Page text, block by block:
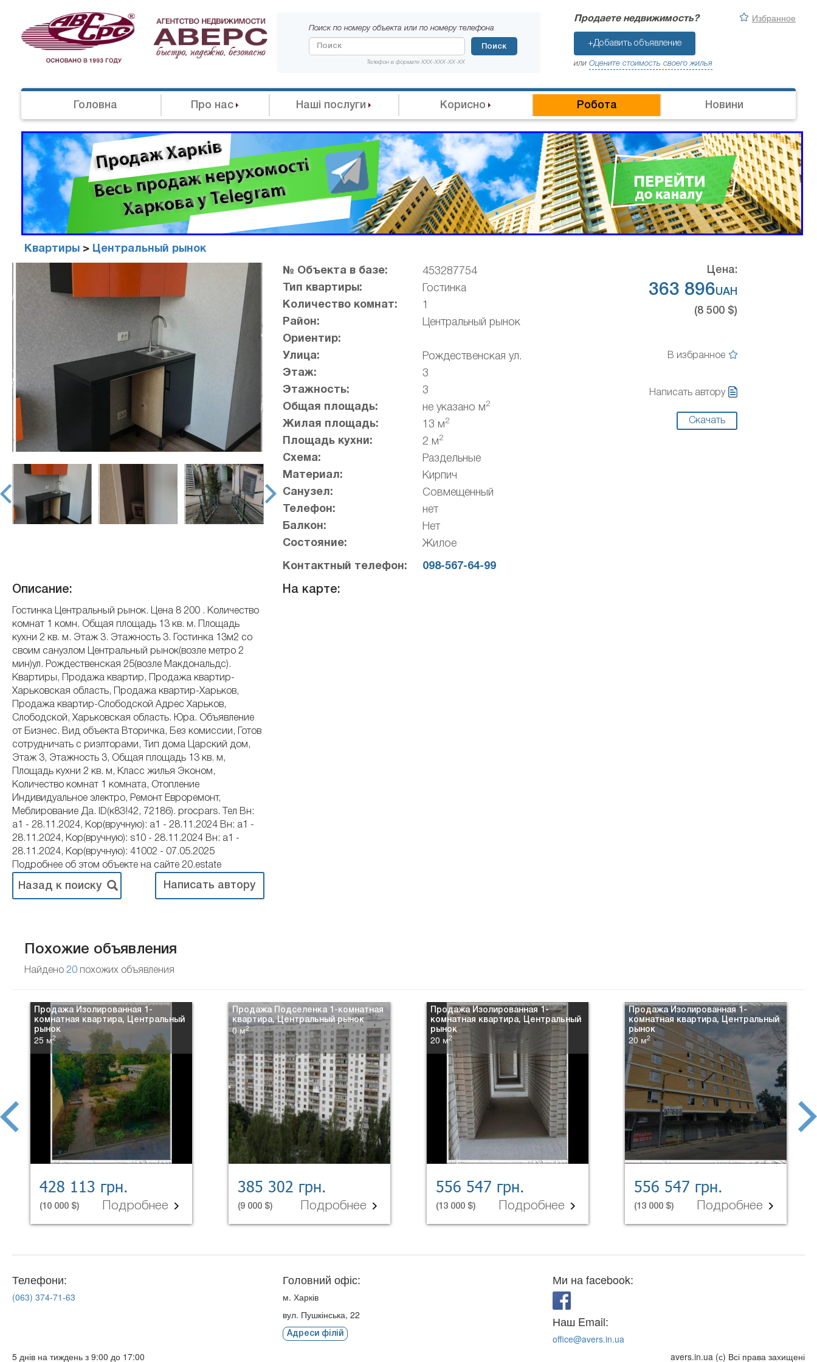
Поиск по номеру объекта или по номеру телефона
Телефон в формате XXX-XXX-XX-XX
Поиск
Продаете недвижимость?
+Добавить объявление
или Оцените стоимость своего жилья
Избранное
Головна Про нас Наші послуги Корисно Робота Новини
Квартиры > Центральный рынок
Агенство
недвижимости
"Аверс"
prev
next
№ Объекта в базе: 453287754
Тип квартиры: Гостинка
Количество комнат: 1
Район: Центральный рынок
Ориентир:
Улица:
Рождественская ул.
Этаж: 3
Этажность: 3
Общая площадь: не указано м2
Жилая площадь: 13 м2
Площадь кухни: 2 м2
Схема: Раздельные
Материал: Кирпич
Санузел: Совмещенный
Телефон: нет
Балкон: Нет
Состояние: Жилое
Контактный телефон: 098-567-64-99
Цена:
363 896UAH
(8 500 $)
В избранное
Написать автору
Скачать
Описание:
Гостинка Центральный рынок. Цена 8 200 . Количество
комнат 1 комн. Общая площадь 13 кв. м. Площадь
кухни 2 кв. м. Этаж 3. Этажность 3. Гостинка 13м2 со
своим санузлом Центральный рынок(возле метро 2
мин)ул. Рождественская 25(возле Макдональдс).
Квартиры, Продажа квартир, Продажа квартир-
Харьковская область, Продажа квартир-Харьков,
Продажа квартир-Слободской Адрес Харьков,
Слободской, Харьковская область. Юра. Объявление
от Бизнес. Вид объекта Вторичка, Без комиссии, Готов
сотрудничать с риэлторами, Тип дома Царский дом,
Этаж 3, Этажность 3, Общая площадь 13 кв. м,
Площадь кухни 2 кв. м, Класс жилья Эконом,
Количество комнат 1 комната, Отопление
Индивидуальное электро, Ремонт Евроремонт,
Меблирование Да. ID(к83!42, 72186). procpars. Тел Вн:
a1 - 28.11.2024, Кор(вручную): a1 - 28.11.2024 Вн: a1 -
28.11.2024, Кор(вручную): s10 - 28.11.2024 Вн: a1 -
28.11.2024, Кор(вручную): 41002 - 07.05.2025
Подробнее об этом объекте на сайте 20.estate
Назад к поиску Написать автору
На карте:
Похожие объявления
Найдено 20 похожих объявления
Продажа Изолированная 1-
комнатная квартира, Центральный
рынок
25 м2
428 113 грн.
(10 000 $) Подробнее
Продажа Подселенка 1-комнатная
квартира, Центральный рынок
0 м2
385 302 грн.
(9 000 $) Подробнее
Продажа Изолированная 1-
комнатная квартира, Центральный
рынок
20 м2
556 547 грн.
(13 000 $) Подробнее
Продажа Изолированная 1-
комнатная квартира, Центральный
рынок
20 м2
556 547 грн.
(13 000 $) Подробнее
prev
next
Телефони:
(063) 374-71-63
Головний офіс:
м. Харків
вул. Пушкінська, 22
Адреси філій
Ми на facebook:
Наш Email:
office@avers.in.ua
5 днів на тиждень з 9:00 до 17:00
avers.in.ua (с) Всі права захищені